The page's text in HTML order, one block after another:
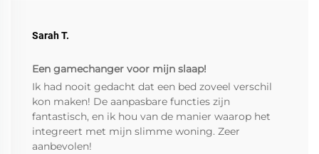
Sarah T.
Een gamechanger voor mijn slaap!
Ik had nooit gedacht dat een bed zoveel verschil
kon maken! De aanpasbare functies zijn
fantastisch, en ik hou van de manier waarop het
integreert met mijn slimme woning. Zeer
aanbevolen!